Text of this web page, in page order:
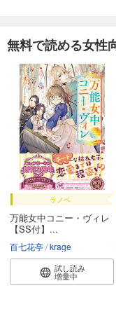
無料で読める女性
ラノベ
万能女中コニー・ヴィレ
【SS付】...
百七花亭 krage
試し読み
増量中